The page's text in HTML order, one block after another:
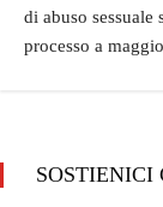
di abuso
processo a
SOSTIENICI